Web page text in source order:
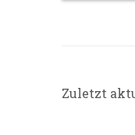
Zuletzt